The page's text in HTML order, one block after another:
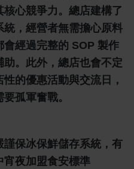
心競爭力。總店建構了
，經營者無需擔心原料
經過完整的 SOP 製作
。此外，總店也會不定
的優惠活動與交流日，
孤軍奮戰。
保冰保鮮儲存系統，有
宵夜加盟食安標準